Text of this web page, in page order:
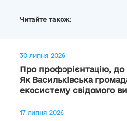
Читайте також:
30 липня 2026
Про профорієнтацію, до
Як Васильківська
екосистему свідомого
17 липня 2026